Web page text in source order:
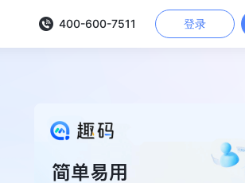
400-600-7511 登录